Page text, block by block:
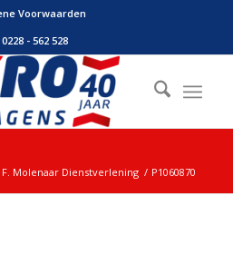
Voorwaarden
- 562 528
F. Molenaar Dienstverlening / P1060870